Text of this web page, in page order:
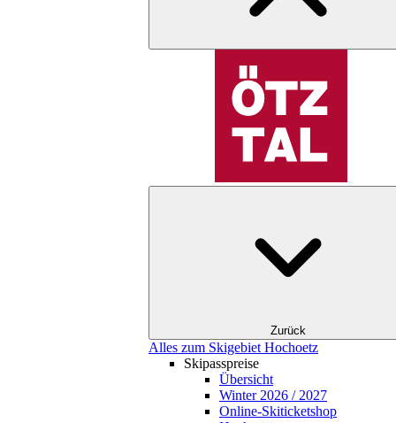
Zurück
Alles zum Skigebiet Hochoetz
Skipasspreise
Übersicht
Winter 2026 / 2027
Online-Skiticketshop